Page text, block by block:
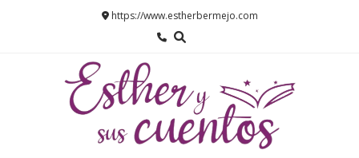
https://www.estherbermejo.com